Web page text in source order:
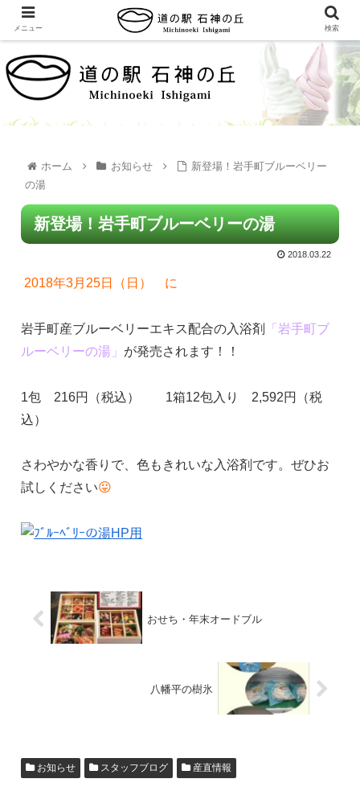
ホーム お知らせ
新登場！岩手町ブルーベリー
の湯
新登場！岩手町ブルーベリーの湯
2018.03.22
2018年3月25日（日） に
岩手町産ブルーベリーエキス配合の入浴剤
「岩手町ブ
ルーベリーの湯」 が発売されます！！
1包 216円（税込） 1箱12包入り 2,592円（税
込）
さわやかな香りで、色もきれいな入浴剤です。ぜひお
試しください😛
おせち・年末オードブル
八幡平の樹氷
お知らせ スタッフブログ 産直情報
メニュー 検索